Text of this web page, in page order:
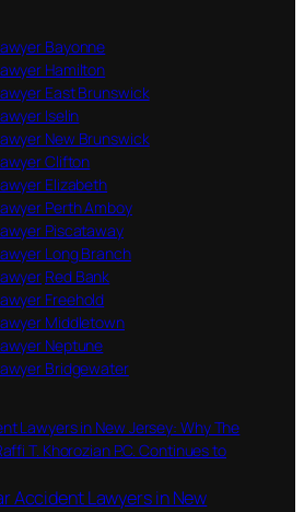
Bayonne
Hamilton
East Brunswick
Iselin
New Brunswick
Clifton
Elizabeth
Perth Amboy
Piscataway
Long Branch
Red Bank
Freehold
Middletown
Neptune
Bridgewater
Lawyers in New Jersey: Why The
T. Khorozian P.C. Continues to
Accident Lawyers in New